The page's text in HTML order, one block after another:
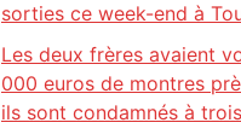
sorties ce week-end à
Les deux frères avaient
000 euros de montres
ils sont condamnés à